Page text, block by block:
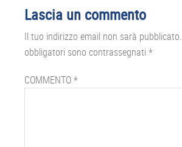
del
lettore
Lascia un commento
Il tuo indirizzo email non sarà pubblicato.
obbligatori sono contrassegnati *
COMMENTO*